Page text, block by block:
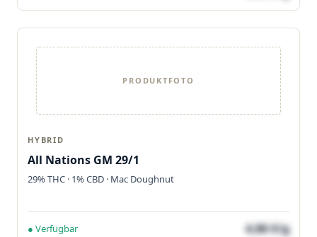
PRODUKTFOTO
HYBRID
All Nations GM 29/1
29% THC · 1% CBD · Mac Doughnut
● Verfügbar 4,86 €/g